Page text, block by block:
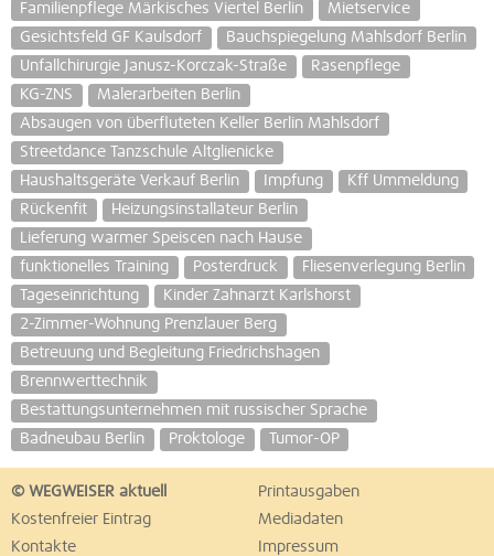
Familienpflege Märkisches Viertel Berlin
Mietservice
Gesichtsfeld GF Kaulsdorf
Bauchspiegelung Mahlsdorf Berlin
Unfallchirurgie Janusz-Korczak-Straße
Rasenpflege
KG-ZNS
Malerarbeiten Berlin
Absaugen von überfluteten Keller Berlin Mahlsdorf
Streetdance Tanzschule Altglienicke
Haushaltsgeräte Verkauf Berlin
Impfung
Kff Ummeldung
Rückenfit
Heizungsinstallateur Berlin
Lieferung warmer Speiscen nach Hause
funktionelles Training
Posterdruck
Fliesenverlegung Berlin
Tageseinrichtung
Kinder Zahnarzt Karlshorst
2-Zimmer-Wohnung Prenzlauer Berg
Betreuung und Begleitung Friedrichshagen
Brennwerttechnik
Bestattungsunternehmen mit russischer Sprache
Badneubau Berlin
Proktologe Tumor-OP
© WEGWEISER aktuell
Printausgaben
Kostenfreier Eintrag
Mediadaten
Kontakte
Impressum